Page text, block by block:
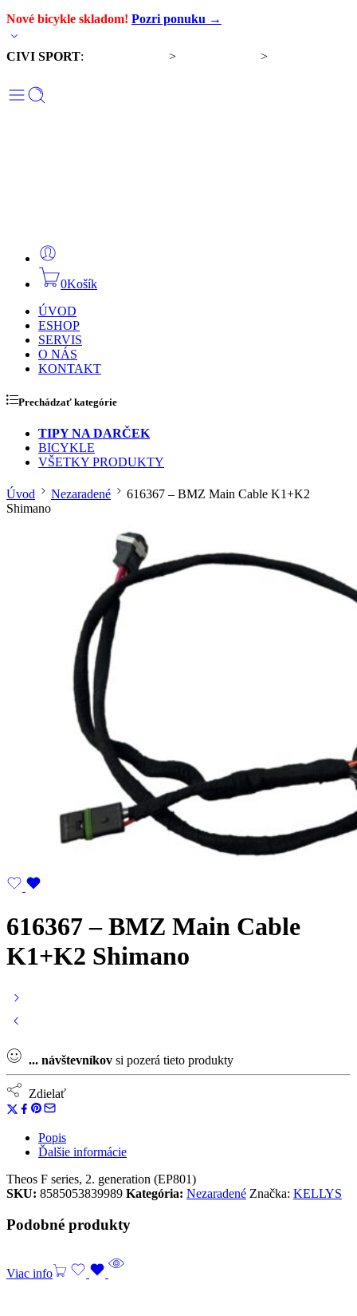
Nové bicykle skladom! Pozri ponuku →
CIVI SPORT: > >
0Košík
ÚVOD
ESHOP
SERVIS
O NÁS
KONTAKT
Prechádzať kategórie
TIPY NA DARČEK
BICYKLE
VŠETKY PRODUKTY
Úvod Nezaradené
616367 – BMZ Main Cable K1+K2
Shimano
616367 – BMZ Main Cable
K1+K2 Shimano
... návštevníkov si pozerá tieto produkty
Zdielať
Popis
Ďalšie informácie
Theos F series, 2. generation (EP801)
SKU: 8585053839989 Kategória: Nezaradené Značka: KELLYS
Podobné produkty
Viac info